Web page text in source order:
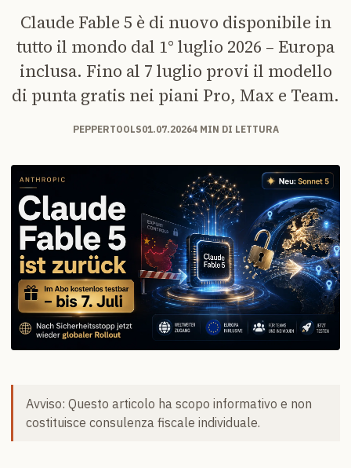
Claude Fable 5 è di nuovo disponibile in
tutto il mondo dal 1° luglio 2026 – Europa
inclusa. Fino al 7 luglio provi il modello
di punta gratis nei piani Pro, Max e Team.
PEPPERTOOLS01.07.20264 MIN DI LETTURA
Avviso: Questo articolo ha scopo informativo e non
costituisce consulenza fiscale individuale.